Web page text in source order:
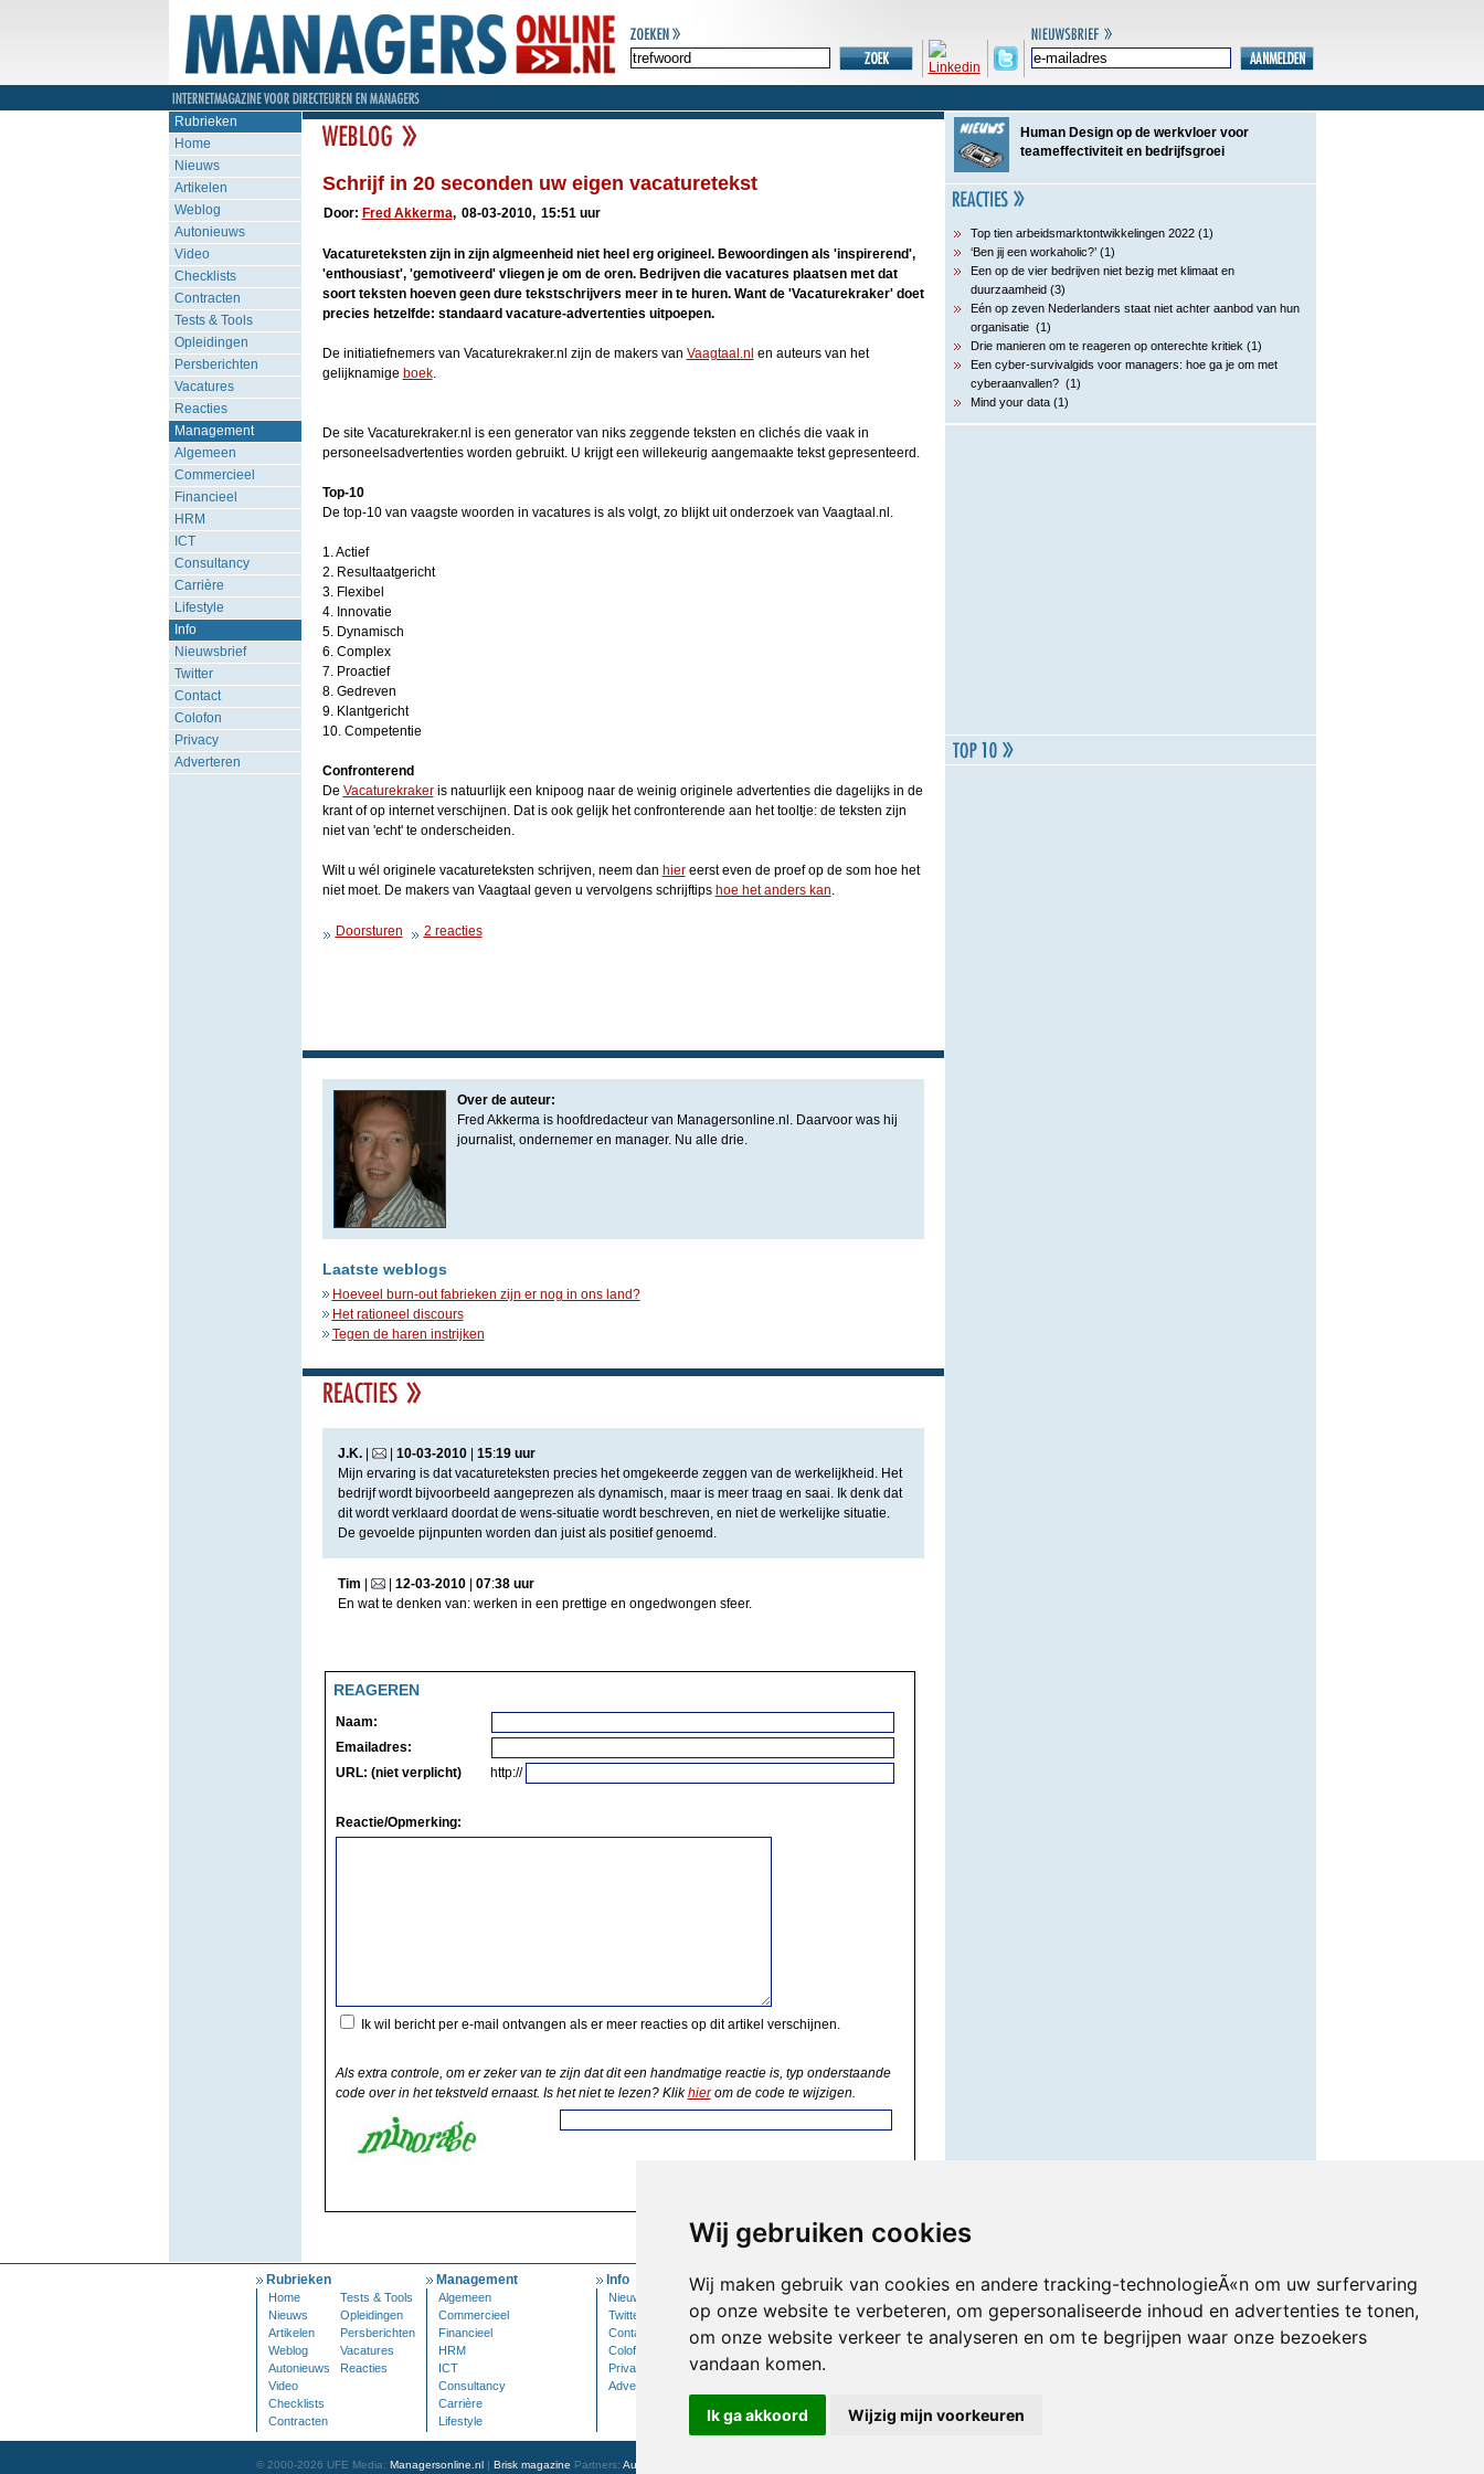
Wij gebruiken cookies
Wij maken gebruik van cookies en andere tracking-technologieÃ«n om uw surfervaring
op onze website te verbeteren, om gepersonaliseerde inhoud en advertenties te tonen,
om onze website verkeer te analyseren en om te begrijpen waar onze bezoekers
vandaan komen.
Ik ga akkoord Wijzig mijn voorkeuren
Rubrieken
Home
Nieuws
Artikelen
Weblog
Autonieuws
Video
Checklists
Contracten
Tests & Tools
Opleidingen
Persberichten
Vacatures
Reacties
Management
Algemeen
Commercieel
Financieel
HRM
ICT
Consultancy
Carrière
Lifestyle
Info
Nieuwsbrief
Twitter
Contact
Colofon
Privacy
Adverteren
Schrijf in 20 seconden uw eigen vacaturetekst
Door: Fred Akkerma, 08-03-2010, 15:51 uur
Vacatureteksten zijn in zijn algmeenheid niet heel erg origineel. Bewoordingen als 'inspirerend',
'enthousiast', 'gemotiveerd' vliegen je om de oren. Bedrijven die vacatures plaatsen met dat
soort teksten hoeven geen dure tekstschrijvers meer in te huren. Want de 'Vacaturekraker' doet
precies hetzelfde: standaard vacature-advertenties uitpoepen.
De initiatiefnemers van Vacaturekraker.nl zijn de makers van Vaagtaal.nl en auteurs van het
gelijknamige boek.
De site Vacaturekraker.nl is een generator van niks zeggende teksten en clichés die vaak in
personeelsadvertenties worden gebruikt. U krijgt een willekeurig aangemaakte tekst gepresenteerd.
Top-10
De top-10 van vaagste woorden in vacatures is als volgt, zo blijkt uit onderzoek van Vaagtaal.nl.
1. Actief
2. Resultaatgericht
3. Flexibel
4. Innovatie
5. Dynamisch
6. Complex
7. Proactief
8. Gedreven
9. Klantgericht
10. Competentie
Confronterend
De Vacaturekrakeris natuurlijk een knipoog naar de weinig originele advertenties die dagelijks in de
krant of op internet verschijnen. Dat is ook gelijk het confronterende aan het tooltje: de teksten zijn
niet van 'echt' te onderscheiden.
Wilt u wél originele vacatureteksten schrijven, neem dan hiereerst even de proef op de som hoe het
niet moet. De makers van Vaagtaal geven u vervolgens schrijftips hoe het anders kan.
Doorsturen 2 reacties
Over de auteur:
Fred Akkerma is hoofdredacteur van Managersonline.nl. Daarvoor was hij
journalist, ondernemer en manager. Nu alle drie.
Laatste weblogs
Hoeveel burn-out fabrieken zijn er nog in ons land?
Het rationeel discours
Tegen de haren instrijken
J.K.| | 10-03-2010| 15:19 uur
Mijn ervaring is dat vacatureteksten precies het omgekeerde zeggen van de werkelijkheid. Het
bedrijf wordt bijvoorbeeld aangeprezen als dynamisch, maar is meer traag en saai. Ik denk dat
dit wordt verklaard doordat de wens-situatie wordt beschreven, en niet de werkelijke situatie.
De gevoelde pijnpunten worden dan juist als positief genoemd.
Tim | 12-03-2010| 07:38 uur
En wat te denken van: werken in een prettige en ongedwongen sfeer.
REAGEREN
Naam:
Emailadres:
URL: (niet verplicht)
http://
Reactie/Opmerking:
Ik wil bericht per e-mail ontvangen als er meer reacties op dit artikel verschijnen.
Als extra controle, om er zeker van te zijn dat dit een handmatige reactie is, typ onderstaande
code over in het tekstveld ernaast. Is het niet te lezen? Klikhierom de code te wijzigen.
Human Design op de werkvloer voor
teameffectiviteit en bedrijfsgroei
Top tien arbeidsmarktontwikkelingen 2022 (1)
‘Ben jij een workaholic?’ (1)
Een op de vier bedrijven niet bezig met klimaat en
duurzaamheid (3)
Eén op zeven Nederlanders staat niet achter aanbod van hun
organisatie (1)
Drie manieren om te reageren op onterechte kritiek (1)
Een cyber-survivalgids voor managers: hoe ga je om met
cyberaanvallen? (1)
Mind your data (1)
Rubrieken
Home
Tests & Tools
Nieuws
Opleidingen
Artikelen
Persberichten
Weblog
Vacatures
Autonieuws
Reacties
Video
Checklists
Contracten
Management
Algemeen
Commercieel
Financieel
HRM
ICT
Consultancy
Carrière
Lifestyle
Info
Nieuwsbrief
Twitter
Contact
Colofon
Privacy
Adverteren
Mijn Account
Inloggen
© 2000-2026 UFE Media: Managersonline.nl | Brisk magazine Partners: Autowereld.com